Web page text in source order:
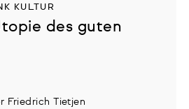
KULTUR
des guten
Friedrich Tietjen